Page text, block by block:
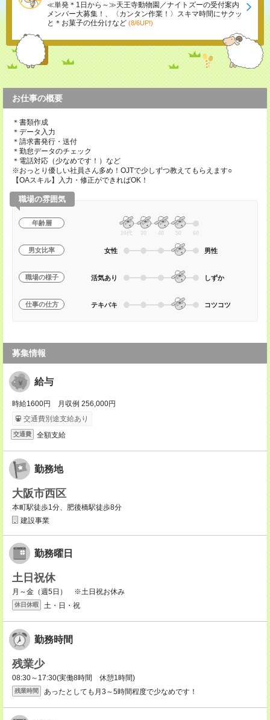
≪単発＊1日から～≫天王寺動物園／ナイトズーの受付案内
メンバー大募集！、〈カンタン作業！〉スキマ時間にサクッ
と＊お菓子の仕分けなど (8/6UP!)
お仕事の概要
＊書類作成
＊データ入力
＊請求書発行・送付
＊勤怠データのチェック
＊電話対応（少なめです！）など
※おっとり優しい社員さん多め！OJTで少しずつ教えてもらえます○
【OAスキル】入力・修正ができればOK！
職場の雰囲気
年齢層
20代 30 40 50 60
男女比率 女性 男性
職場の様子 活気あり しずか
仕事の仕方 テキパキ コツコツ
募集情報
給与
時給1600円 月収例 256,000円
交通費別途支給あり
交通費 全額支給
勤務地
大阪市西区
本町駅徒歩1分、肥後橋駅徒歩8分
建設事業
勤務曜日
土日祝休
月～金（週5日） ※土日祝お休み
休日休暇 土・日・祝
勤務時間
残業少
08:30～17:30(実働8時間 休憩1時間)
残業時間 あったとしても月3～5時間程度で少なめです！